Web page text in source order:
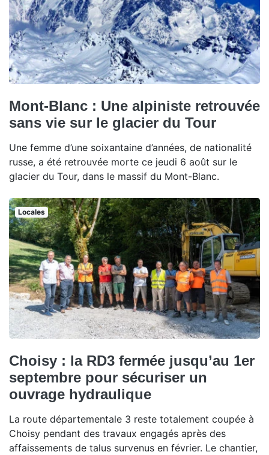
Mont-Blanc : Une alpiniste retrouvée
sans vie sur le glacier du Tour
Une femme d’une soixantaine d’années, de nationalité
russe, a été retrouvée morte ce jeudi 6 août sur le
glacier du Tour, dans le massif du Mont-Blanc.
Locales
Choisy : la RD3 fermée jusqu’au 1er
septembre pour sécuriser un
ouvrage hydraulique
La route départementale 3 reste totalement coupée à
Choisy pendant des travaux engagés après des
affaissements de talus survenus en février. Le chantier,